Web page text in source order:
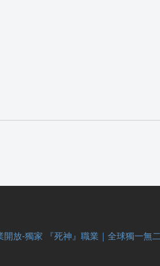
放-獨家 『死神』職業｜全球獨一無